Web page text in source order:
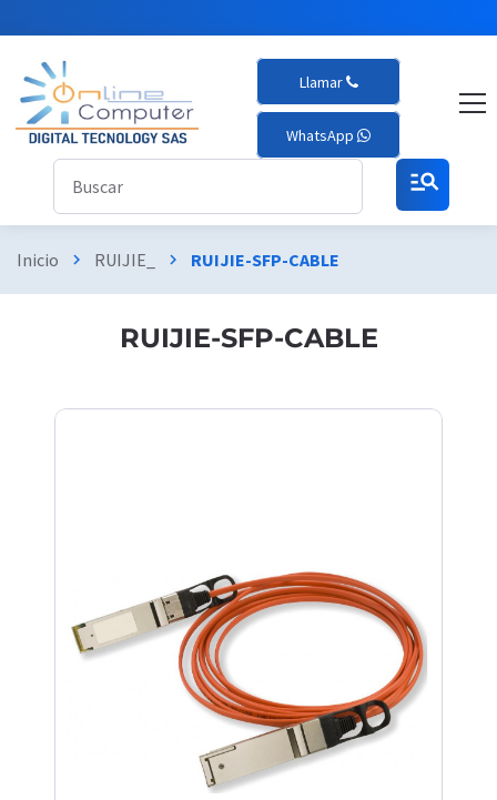
Llamar
WhatsApp
manage_search
Inicio chevron_right RUIJIE_ chevron_right RUIJIE-SFP-CABLE
RUIJIE-SFP-CABLE